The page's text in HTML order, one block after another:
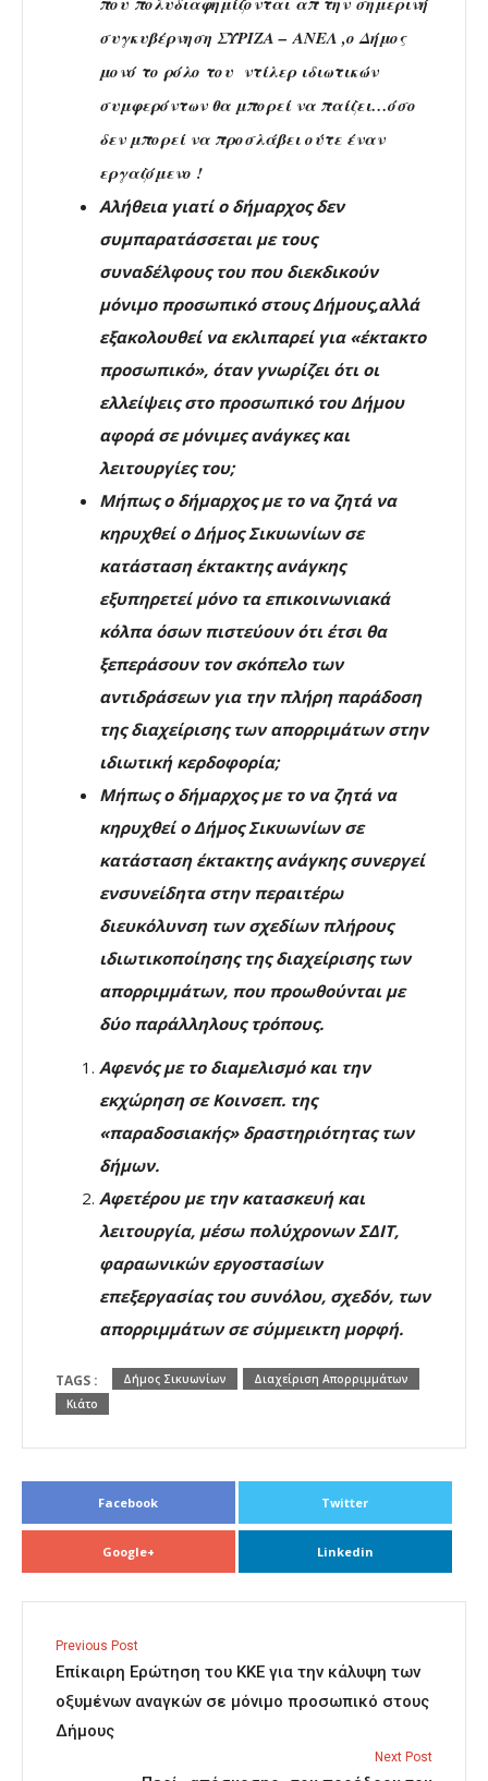
συγκυβέρνηση ΣΥΡΙΖΑ – ΑΝΕΛ ,ο Δήμος
μονό το ρόλο του ντίλερ ιδιωτικών
συμφερόντων θα μπορεί να παίζει…όσο
δεν μπορεί να προσλάβει ούτε έναν
εργαζόμενο !
Αλήθεια γιατί ο δήμαρχος δεν
συμπαρατάσσεται με τους
συναδέλφους του που διεκδικούν
μόνιμο προσωπικό στους Δήμους,αλλά
εξακολουθεί να εκλιπαρεί για «έκτακτο
προσωπικό», όταν γνωρίζει ότι οι
ελλείψεις στο προσωπικό του Δήμου
αφορά σε μόνιμες ανάγκες και
λειτουργίες του;
Μήπως ο δήμαρχος με το να ζητά να
κηρυχθεί ο Δήμος Σικυωνίων σε
κατάσταση έκτακτης ανάγκης
εξυπηρετεί μόνο τα επικοινωνιακά
κόλπα όσων πιστεύουν ότι έτσι θα
ξεπεράσουν τον σκόπελο των
αντιδράσεων για την πλήρη παράδοση
της διαχείρισης των απορριμάτων στην
ιδιωτική κερδοφορία;
Μήπως ο δήμαρχος με το να ζητά να
κηρυχθεί ο Δήμος Σικυωνίων σε
κατάσταση έκτακτης ανάγκης συνεργεί
ενσυνείδητα στην περαιτέρω
διευκόλυνση των σχεδίων πλήρους
ιδιωτικοποίησης της διαχείρισης των
απορριμμάτων, που προωθούνται με
δύο παράλληλους τρόπους.
Αφενός με το διαμελισμό και την
εκχώρηση σε Κοινσεπ. της
«παραδοσιακής» δραστηριότητας των
δήμων.
Αφετέρου με την κατασκευή και
λειτουργία, μέσω πολύχρονων ΣΔΙΤ,
φαραωνικών εργοστασίων
επεξεργασίας του συνόλου, σχεδόν, των
απορριμμάτων σε σύμμεικτη μορφή.
TAGS : Δήμος Σικυωνίων
Διαχείριση Απορριμμάτων
Κιάτο
Facebook Twitter
Google+ Linkedin
Previous Post
Επίκαιρη Ερώτηση του ΚΚΕ για την κάλυψη των
οξυμένων αναγκών σε μόνιμο προσωπικό στους
Δήμους
Next Post